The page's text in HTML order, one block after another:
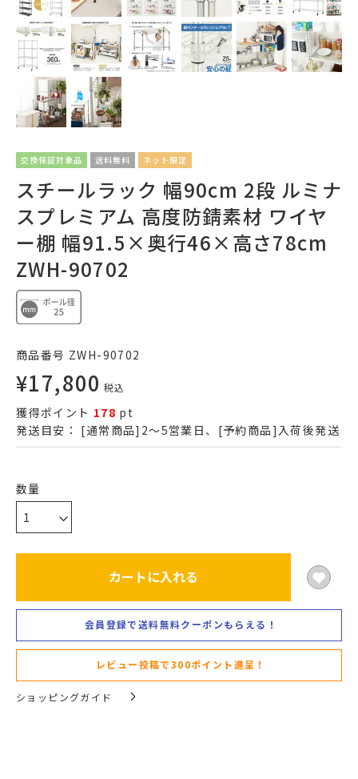
交換保証対象品 送料無料 ネット限定
スチールラック 幅90cm 2段 ルミナ
スプレミアム 高度防錆素材 ワイヤ
ー棚 幅91.5×奥行46×高さ78cm
ZWH-90702
商品番号 ZWH-90702
¥17,800 税込
獲得ポイント 178 pt
発送目安： [通常商品]2～5営業日、[予約商品]入荷後発送
カートに入れる
会員登録で送料無料クーポンもらえる！
レビュー投稿で300ポイント進呈！
ショッピングガイド